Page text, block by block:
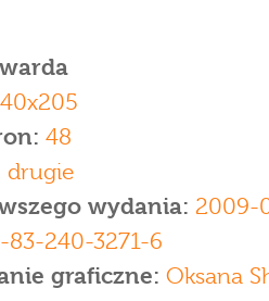
48
drugie
wydania: 2009-
83-240-3271-6
graficzne: Oksana